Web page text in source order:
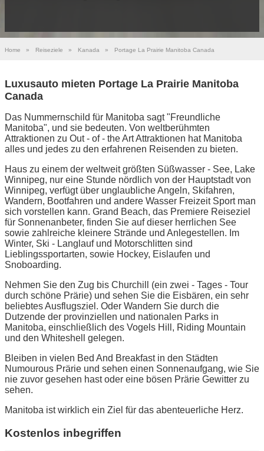
Home » Reiseziele » Kanada » Portage La Prairie Manitoba Canada
Luxusauto mieten Portage La Prairie Manitoba
Canada
Das Nummernschild für Manitoba sagt "Freundliche
Manitoba", und sie bedeuten. Von weltberühmten
Attraktionen zu Out - of - the Art Attraktionen hat Manitoba
alles und jedes zu den erfahrenen Reisenden zu bieten.
Haus zu einem der weltweit größten Süßwasser - See, Lake
Winnipeg, nur eine Stunde nördlich von der Hauptstadt von
Winnipeg, verfügt über unglaubliche Angeln, Skifahren,
Wandern, Bootfahren und andere Wasser Freizeit Sport man
sich vorstellen kann. Grand Beach, das Premiere Reiseziel
für Sonnenanbeter, finden Sie auf dieser herrlichen See
sowie zahlreiche kleinere Strände und Anlegestellen. Im
Winter, Ski - Langlauf und Motorschlitten sind
Lieblingssportarten, sowie Hockey, Eislaufen und
Snoboarding.
Nehmen Sie den Zug bis Churchill (ein zwei - Tages - Tour
durch schöne Prärie) und sehen Sie die Eisbären, ein sehr
beliebtes Ausflugsziel. Oder Wandern Sie durch die
Dutzende der provinziellen und nationalen Parks in
Manitoba, einschließlich des Vogels Hill, Riding Mountain
und den Whiteshell gelegen.
Bleiben in vielen Bed And Breakfast in den Städten
Numourous Prärie und sehen einen Sonnenaufgang, wie Sie
nie zuvor gesehen hast oder eine bösen Prärie Gewitter zu
sehen.
Manitoba ist wirklich ein Ziel für das abenteuerliche Herz.
Kostenlos inbegriffen